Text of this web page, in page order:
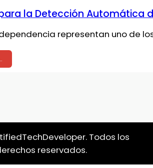
la Detección Automática
representan uno de
Todos los
reservados.